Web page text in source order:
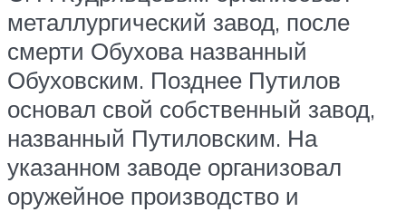
металлургический завод, после
смерти Обухова названный
Обуховским. Позднее Путилов
основал свой собственный завод,
названный Путиловским. На
указанном заводе организовал
оружейное производство и